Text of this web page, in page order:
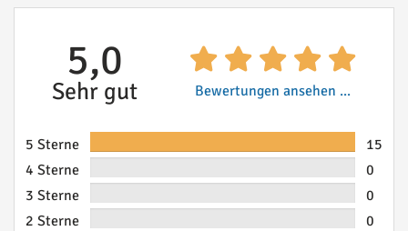
5,0
Sehr gut Bewertungen ansehen ...
5 Sterne
15
4 Sterne
0
3 Sterne
0
2 Sterne
0